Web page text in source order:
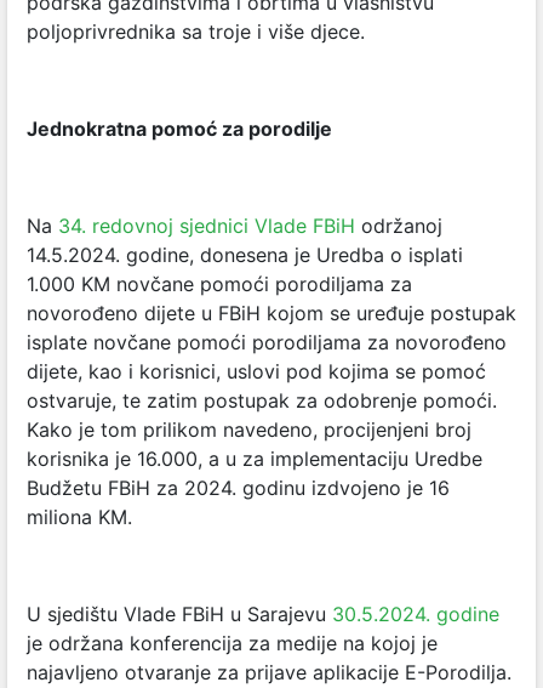
poljoprivrednika sa troje i više djece.
Jednokratna pomoć za porodilje
Na 34. redovnoj sjednici Vlade FBiH održanoj
14.5.2024. godine, donesena je Uredba o isplati
1.000 KM novčane pomoći porodiljama za
novorođeno dijete u FBiH kojom se uređuje postupak
isplate novčane pomoći porodiljama za novorođeno
dijete, kao i korisnici, uslovi pod kojima se pomoć
ostvaruje, te zatim postupak za odobrenje pomoći.
Kako je tom prilikom navedeno, procijenjeni broj
korisnika je 16.000, a u za implementaciju Uredbe
Budžetu FBiH za 2024. godinu izdvojeno je 16
miliona KM.
U sjedištu Vlade FBiH u Sarajevu 30.5.2024. godine
je održana konferencija za medije na kojoj je
najavljeno otvaranje za prijave aplikacije E-Porodilja.